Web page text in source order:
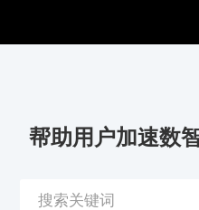
帮助用户加速数